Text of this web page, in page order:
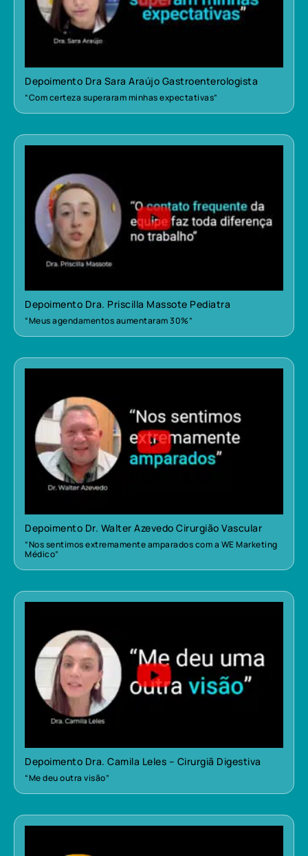
Depoimento Dra Sara Araújo Gastroenterologista
“Com certeza superaram minhas expectativas”
Depoimento Dra. Priscilla Massote Pediatra
“Meus agendamentos aumentaram 30%”
Depoimento Dr. Walter Azevedo Cirurgião Vascular
“Nos sentimos extremamente amparados com a WE Marketing
Médico”
Depoimento Dra. Camila Leles – Cirurgiã Digestiva
“Me deu outra visão”